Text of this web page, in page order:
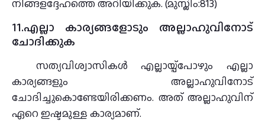
നിങ്ങളദ്ദേഹത്തെ അറിയിക്കുക. (മുസ്ലിം:813)
11.എല്ലാ കാര്യങ്ങളോടും അല്ലാഹുവിനോട്
ചോദിക്കുക
സത്യവിശ്വാസികള്‍ എല്ലായ്പ്പോഴും എല്ലാ
കാര്യങ്ങളും അല്ലാഹുവിനോട്
ചോദിച്ചുകൊണ്ടേയിരിക്കണം. അത് അല്ലാഹുവിന്
ഏറെ ഇഷ്ടമുള്ള കാര്യമാണ്.